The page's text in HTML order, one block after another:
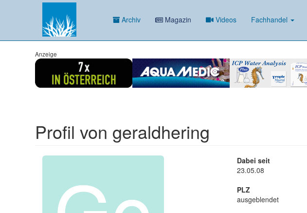
Archiv Magazin Videos Fachhandel
Anzeige
Profil von geraldhering
Dabei seit
23.05.08
PLZ
ausgeblendet